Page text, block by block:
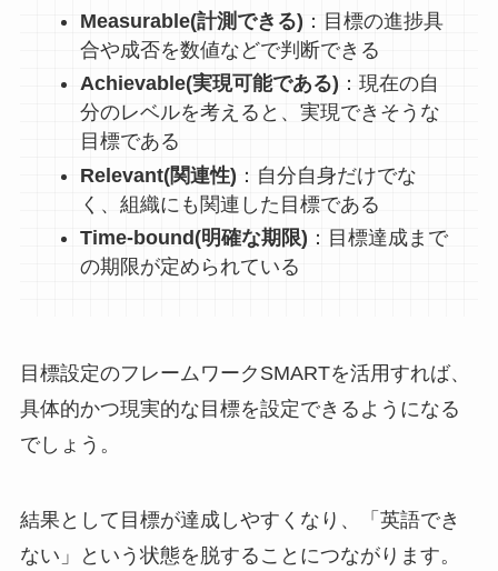
Measurable(計測できる) ：目標の進捗具
合や成否を数値などで判断できる
Achievable(実現可能である) ：現在の自
分のレベルを考えると、実現できそうな
目標である
Relevant(関連性) ：自分自身だけでな
く、組織にも関連した目標である
Time-bound(明確な期限) ：目標達成まで
の期限が定められている
目標設定のフレームワークSMARTを活用すれば、
具体的かつ現実的な目標を設定できるようになる
でしょう。
結果として目標が達成しやすくなり、「英語でき
ない」という状態を脱することにつながります。